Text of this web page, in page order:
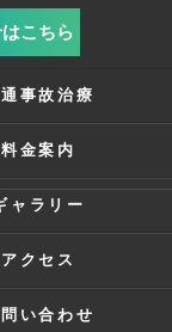
こちら
事故治療
料金案内
ャラリー
アクセス
い合わせ